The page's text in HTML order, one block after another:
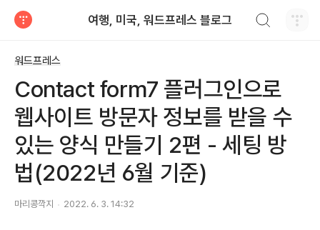
여행, 미국, 워드프레스 블로그
워드프레스
Contact form7 플러그인으로
웹사이트 방문자 정보를 받을 수
있는 양식 만들기 2편 - 세팅 방
법(2022년 6월 기준)
마리콩깍지 2022. 6. 3. 14:32